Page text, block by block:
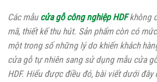
Các mẫu cửa gỗ công nghiệp HDFkhông
mã, thiết kế thu hút. Sản phẩm còn có
một trong số những lý do khiến khách
cửa gỗ tự nhiên sang sử dụng mẫu cửa
HDF. Hiểu được điều đó, bài viết dưới đây